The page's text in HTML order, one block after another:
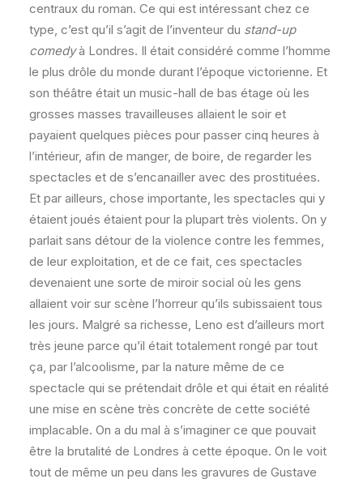
centraux du roman. Ce qui est intéressant chez ce
type, c’est qu’il s’agit de l’inventeur du stand-up
comedyà Londres. Il était considéré comme l’homme
le plus drôle du monde durant l’époque victorienne. Et
son théâtre était un music-hall de bas étage où les
grosses masses travailleuses allaient le soir et
payaient quelques pièces pour passer cinq heures à
l’intérieur, afin de manger, de boire, de regarder les
spectacles et de s’encanailler avec des prostituées.
Et par ailleurs, chose importante, les spectacles qui y
étaient joués étaient pour la plupart très violents. On y
parlait sans détour de la violence contre les femmes,
de leur exploitation, et de ce fait, ces spectacles
devenaient une sorte de miroir social où les gens
allaient voir sur scène l’horreur qu’ils subissaient tous
les jours. Malgré sa richesse, Leno est d’ailleurs mort
très jeune parce qu’il était totalement rongé par tout
ça, par l’alcoolisme, par la nature même de ce
spectacle qui se prétendait drôle et qui était en réalité
une mise en scène très concrète de cette société
implacable. On a du mal à s’imaginer ce que pouvait
être la brutalité de Londres à cette époque. On le voit
tout de même un peu dans les gravures de Gustave